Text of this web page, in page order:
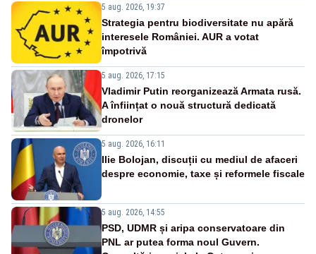
5 aug. 2026, 19:37
Strategia pentru biodiversitate nu apără
interesele României. AUR a votat
împotrivă
5 aug. 2026, 17:15
Vladimir Putin reorganizează Armata rusă.
A înființat o nouă structură dedicată
dronelor
5 aug. 2026, 16:11
Ilie Bolojan, discuții cu mediul de afaceri
despre economie, taxe și reformele fiscale
5 aug. 2026, 14:55
PSD, UDMR și aripa conservatoare din
PNL ar putea forma noul Guvern.